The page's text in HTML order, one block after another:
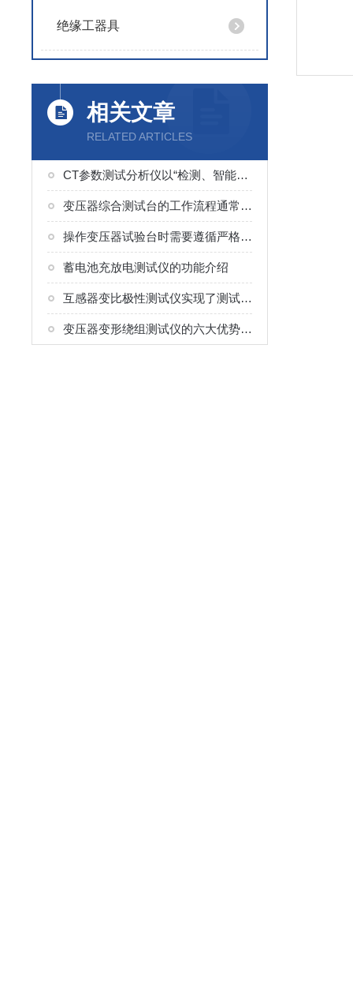
绝缘工器具
相关文章
RELATED ARTICLES
CT参数测试分析仪以“检测、智能便捷”为核心
变压器综合测试台的工作流程通常分为以下几个环节
操作变压器试验台时需要遵循严格的安全规程
蓄电池充放电测试仪的功能介绍
互感器变比极性测试仪实现了测试的集成化与简便性
变压器变形绕组测试仪的六大优势分析